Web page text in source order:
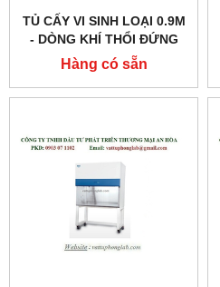
TỦ CẤY VI SINH LOẠI 0.9M
- DÒNG KHÍ THỔI ĐỨNG
MODEL:AVC-3D1
Hàng có sẵn